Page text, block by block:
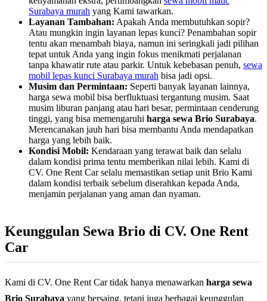
Surabaya murah yang Kami tawarkan.
Layanan Tambahan: Apakah Anda membutuhkan sopir?
Atau mungkin ingin layanan lepas kunci? Penambahan sopir
tentu akan menambah biaya, namun ini seringkali jadi pilihan
tepat untuk Anda yang ingin fokus menikmati perjalanan
tanpa khawatir rute atau parkir. Untuk kebebasan penuh, sewa
mobil lepas kunci Surabaya murah bisa jadi opsi.
Musim dan Permintaan: Seperti banyak layanan lainnya,
harga sewa mobil bisa berfluktuasi tergantung musim. Saat
musim liburan panjang atau hari besar, permintaan cenderung
tinggi, yang bisa memengaruhi harga sewa Brio Surabaya.
Merencanakan jauh hari bisa membantu Anda mendapatkan
harga yang lebih baik.
Kondisi Mobil: Kendaraan yang terawat baik dan selalu
dalam kondisi prima tentu memberikan nilai lebih. Kami di
CV. One Rent Car selalu memastikan setiap unit Brio Kami
dalam kondisi terbaik sebelum diserahkan kepada Anda,
menjamin perjalanan yang aman dan nyaman.
Keunggulan Sewa Brio di CV. One Rent
Car
Kami di CV. One Rent Car tidak hanya menawarkan harga sewa
Brio Surabaya yang bersaing, tetapi juga berbagai keunggulan